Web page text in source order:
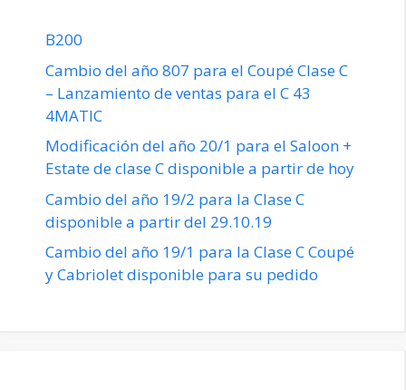
B200
Cambio del año 807 para el Coupé Clase C
– Lanzamiento de ventas para el C 43
4MATIC
Modificación del año 20/1 para el Saloon +
Estate de clase C disponible a partir de hoy
Cambio del año 19/2 para la Clase C
disponible a partir del 29.10.19
Cambio del año 19/1 para la Clase C Coupé
y Cabriolet disponible para su pedido